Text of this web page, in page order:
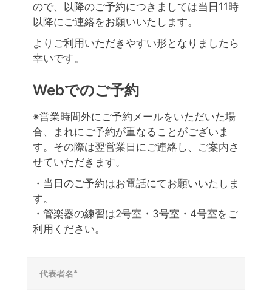
ので、以降のご予約につきましては当日11時
以降にご連絡をお願いいたします。
よりご利用いただきやすい形となりましたら
幸いです。
Webでのご予約
※営業時間外にご予約メールをいただいた場
合、まれにご予約が重なることがございま
す。その際は翌営業日にご連絡し、ご案内さ
せていただきます。
・当日のご予約はお電話にてお願いいたしま
す。
・管楽器の練習は2号室・3号室・4号室をご
利用ください。